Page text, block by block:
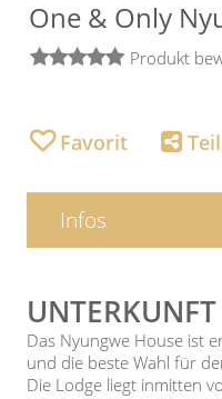
One & Only
Produkt
Infos
UNTERKUNFT
Das Nyungwe House ist
und die beste Wahl für
Die Lodge liegt inmitten